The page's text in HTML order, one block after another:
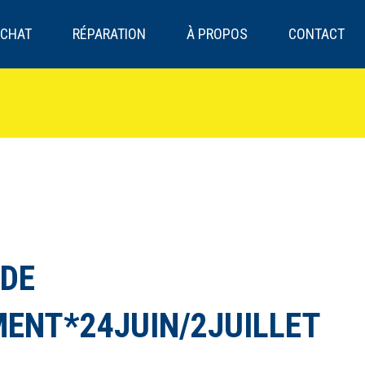
RÉPARATION À PROPOS CONTACT
2JUILLET